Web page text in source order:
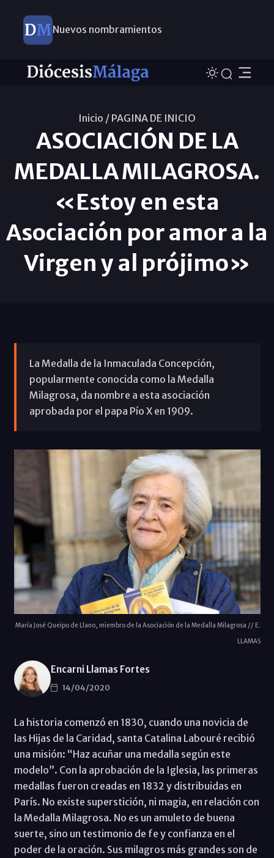
Nuevos nombramientos
Inicio / PAGINA DE INICIO
ASOCIACIÓN DE LA
MEDALLA MILAGROSA.
«Estoy en esta
Asociación por amor a la
Virgen y al prójimo»
La Medalla de la Inmaculada Concepción,
popularmente conocida como la Medalla
Milagrosa, da nombre a esta asociación
aprobada por el papa Pío X en 1909.
María José Queipo de Llano, miembro de la Asociación de la Medalla Milagrosa // E.
LLAMAS
Encarni Llamas Fortes
14/04/2020
La historia comenzó en 1830, cuando una novicia de
las Hijas de la Caridad, santa Catalina Labouré recibió
una misión: “Haz acuñar una medalla según este
modelo”. Con la aprobación de la Iglesia, las primeras
medallas fueron creadas en 1832 y distribuidas en
París. No existe superstición, ni magia, en relación con
la Medalla Milagrosa. No es un amuleto de buena
suerte, sino un testimonio de fe y confianza en el
poder de la oración. Sus milagros más grandes son de